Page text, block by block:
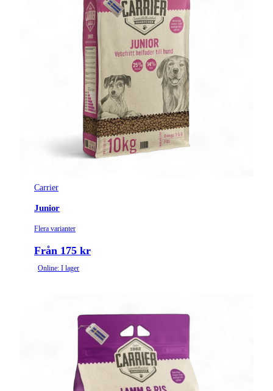
Carrier
Junior
Flera varianter
Från 175 kr
Online: I lager